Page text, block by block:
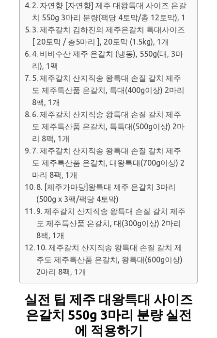
2. 자연향 [자연향] 제주 대왕특대 사이즈 은갈
치 550g 3마리 분량(팩당 4토막/총 12토막), 1
3. 제주갈치 김하진의 제주은갈치 특대사이즈
[ 20토막 / 총5마리 ], 20토막 (1.5kg), 1개
4. 비비수산 제주 은갈치 (냉동), 550g(대, 3마
리), 1팩
5. 제주갈치 산지직송 왕특대 손질 갈치 제주
도 제주특산품 은갈치, 특대(400g이상) 2마리
8팩, 1개
6. 제주갈치 산지직송 왕특대 손질 갈치 제주
도 제주특산품 은갈치, 특특대(500g이상) 2마
리 8팩, 1개
7. 제주갈치 산지직송 왕특대 손질 갈치 제주
도 제주특산품 은갈치, 대왕특대(700g이상) 2
마리 8팩, 1개
8. [제주가마당]왕특대 제주 은갈치 3마리
(500g x 3팩/팩당 4토막)
9. 제주갈치 산지직송 왕특대 손질 갈치 제주
도 제주특산품 은갈치, 대(300g이상) 2마리
8팩, 1개
10. 제주갈치 산지직송 왕특대 손질 갈치 제
주도 제주특산품 은갈치, 왕특대(600g이상)
2마리 8팩, 1개
실전 팁 제주 대왕특대 사이즈
은갈치 550g 3마리 분량 실전
에 적용하기